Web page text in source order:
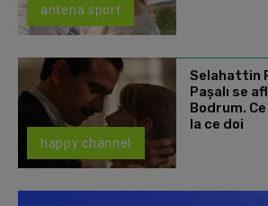
antena sport
happy channel
Selahattin
Paşalı se
Bodrum.
la ce doi